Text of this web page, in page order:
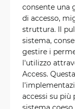
consente una
di accesso,
struttura. Il
sistema,
gestire i
l'utilizzo
Access.
accessi su